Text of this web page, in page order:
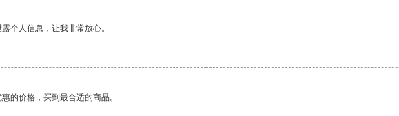
个人信息，让我非常放心。
的价格，买到最合适的商品。